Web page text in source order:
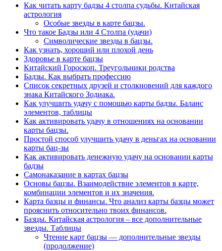
Как читать карту бадзы 4 столпа судьбы. Китайская
астрология
Особые звезды в карте бацзы.
Что такое Бадзы или 4 Столпа (удачи)
Символические звезды в бацзы.
Как узнать, хороший или плохой день
Здоровье в карте бацзы
Китайский Гороскоп. Треугольники родства
Бадзы. Как выбрать профессию
Список секретных друзей и cтолкновений для каждого
знака Китайского Зодиака.
Как улучшить удачу с помощью карты бадзы. Баланс
элементов, таблицы
Как активировать удачу в отношениях на основании
карты бацзы.
Простой способ улучшить удачу в деньгах на основании
карты бац-зы
Как активировать денежную удачу на основании карты
бадзы
Самонаказание в картах бацзы
Основы бацзы. Взаимодействие элементов в карте,
комбинации элементов и их значения.
Карта базцы и финансы. Что анализ карты базцы может
прояснить относительно твоих финансов.
Базцы. Китайская астрология – все дополнительные
звезды. Таблицы
Чтение карт бацзы — дополнительные звезды
(продолжение)